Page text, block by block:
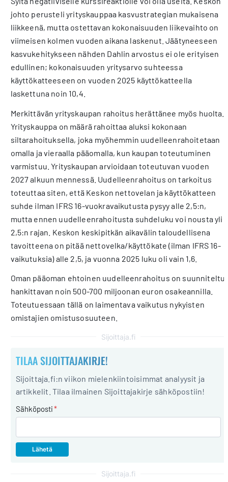
johto perusteli yrityskauppaa kasvustrategian mukaisena
liikkeenä, mutta ostettavan kokonaisuuden liikevaihto on
viimeisen kolmen vuoden aikana laskenut. Jäätyneeseen
kasvukehitykseen nähden Dahlin arvostus ei ole erityisen
edullinen; kokonaisuuden yritysarvo suhteessa
käyttökatteeseen on vuoden 2025 käyttökatteella
laskettuna noin 10,4.
Merkittävän yrityskaupan rahoitus herättänee myös huolta.
Yrityskauppa on määrä rahoittaa aluksi kokonaan
siltarahoituksella, joka myöhemmin uudelleenrahoitetaan
omalla ja vieraalla pääomalla, kun kaupan toteutuminen
varmistuu. Yrityskaupan arvioidaan toteutuvan vuoden
2027 alkuun mennessä. Uudelleenrahoitus on tarkoitus
toteuttaa siten, että Keskon nettovelan ja käyttökatteen
suhde ilman IFRS 16-vuokravaikutusta pysyy alle 2,5:n,
mutta ennen uudelleenrahoitusta suhdeluku voi nousta yli
2,5:n rajan. Keskon keskipitkän aikavälin taloudellisena
tavoitteena on pitää nettovelka/käyttökate (ilman IFRS 16-
vaikutuksia) alle 2,5, ja vuonna 2025 luku oli vain 1,6.
Oman pääoman ehtoinen uudelleenrahoitus on suunniteltu
hankittavan noin 500-700 miljoonan euron osakeannilla.
Toteutuessaan tällä on laimentava vaikutus nykyisten
omistajien omistusosuuteen.
Sijoittaja.fi
TILAA SIJOITTAJAKIRJE!
Sijoittaja.fi:n viikon mielenkiintoisimmat analyysit ja
artikkelit. Tilaa ilmainen Sijoittajakirje sähköpostiin!
Sähköposti*
Sijoittaja.fi